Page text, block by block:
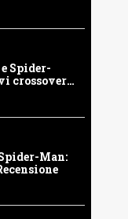
Spider-
crossover
Man: